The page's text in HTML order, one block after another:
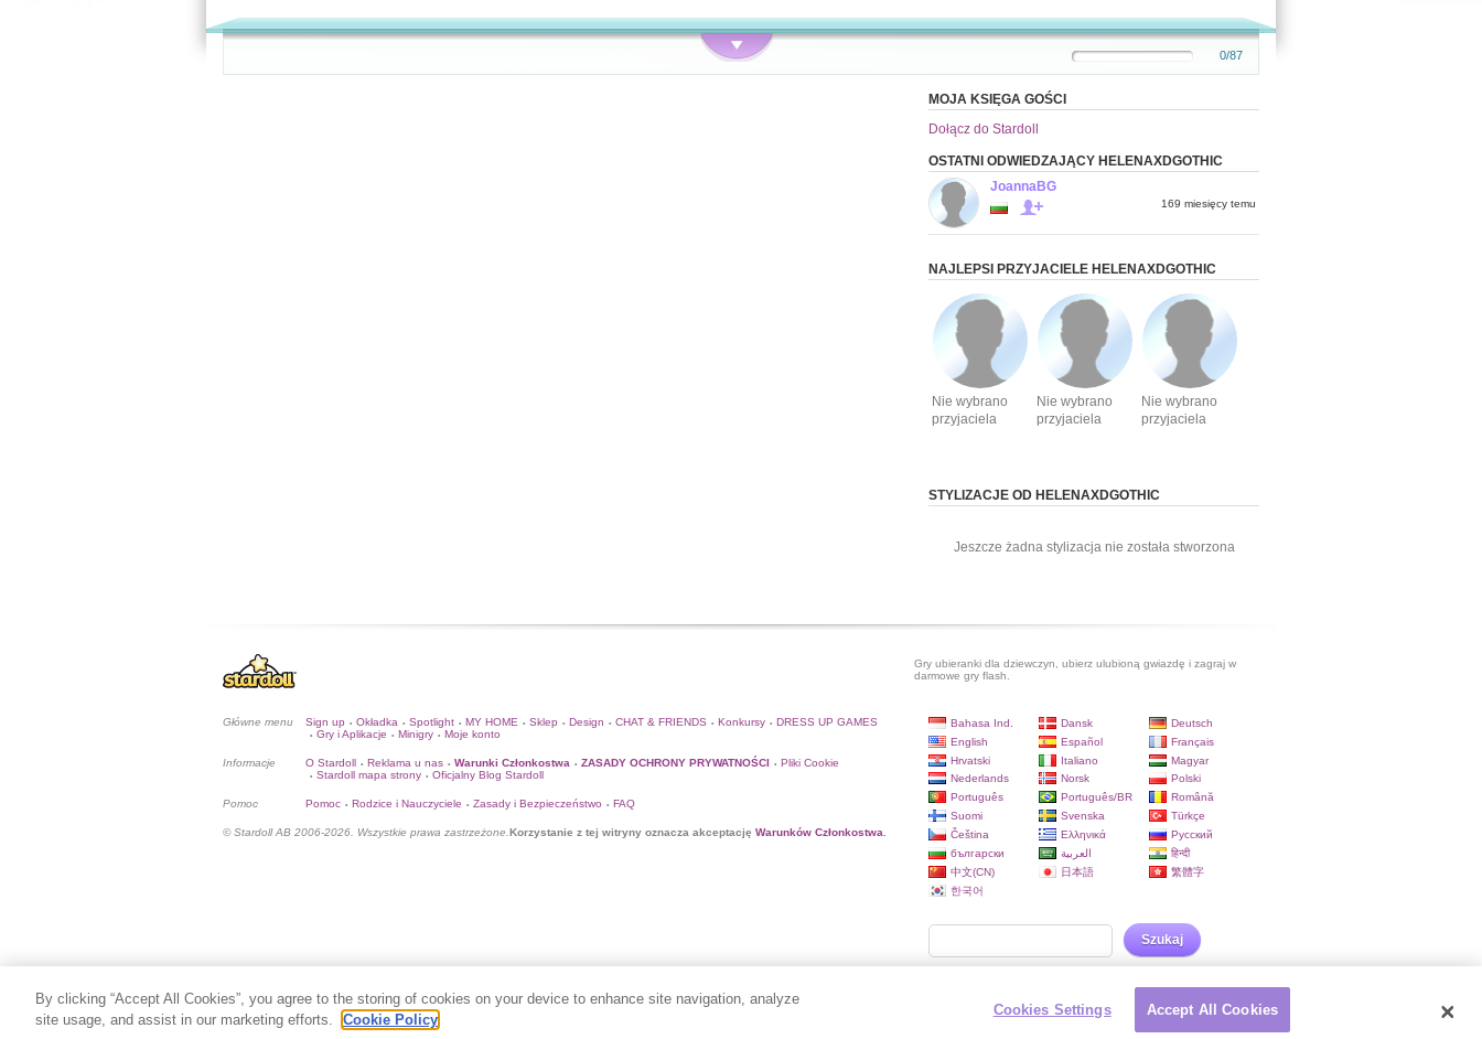
0/87
MOJA KSIĘGA GOŚCI
Dołącz do Stardoll
OSTATNI ODWIEDZAJĄCY HELENAXDGOTHIC
JoannaBG
169 miesięcy temu
NAJLEPSI PRZYJACIELE HELENAXDGOTHIC
Nie wybrano
przyjaciela
Nie wybrano
przyjaciela
Nie wybrano
przyjaciela
STYLIZACJE OD HELENAXDGOTHIC
Jeszcze żadna stylizacja nie została stworzona
Gry ubieranki dla dziewczyn, ubierz ulubioną gwiazdę i zagraj w
darmowe gry flash.
Główne menu Sign up • Okładka • Spotlight • MY HOME • Sklep • Design • CHAT & FRIENDS • Konkursy • DRESS UP GAMES
• Gry i Aplikacje • Minigry • Moje konto
Informacje O Stardoll • Reklama u nas • Warunki Członkostwa • ZASADY OCHRONY PRYWATNOŚCI • Pliki Cookie
• Stardoll mapa strony • Oficjalny Blog Stardoll
Pomoc Pomoc • Rodzice i Nauczyciele • Zasady i Bezpieczeństwo • FAQ
© Stardoll AB 2006-2026. Wszystkie prawa zastrzeżone. Korzystanie z tej witryny oznacza akceptację Warunków Członkostwa
Bahasa Ind. Dansk
Deutsch
English
Español
Français
Hrvatski
Italiano
Magyar
Nederlands
Norsk
Polski
Português
Português/BR
Română
Suomi
Svenska
Türkçe
Čeština
Ελληνικά
Русский
български
العربية
हिन्दी
中文(CN)
日本語
繁體字
한국어
Szukaj
By clicking “Accept All Cookies”, you agree to the storing of cookies on your device to enhance site navigation, analyze
site usage, and assist in our marketing efforts.
Cookie Policy
Cookies Settings Accept All Cookies